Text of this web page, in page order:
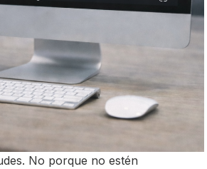
No porque no estén